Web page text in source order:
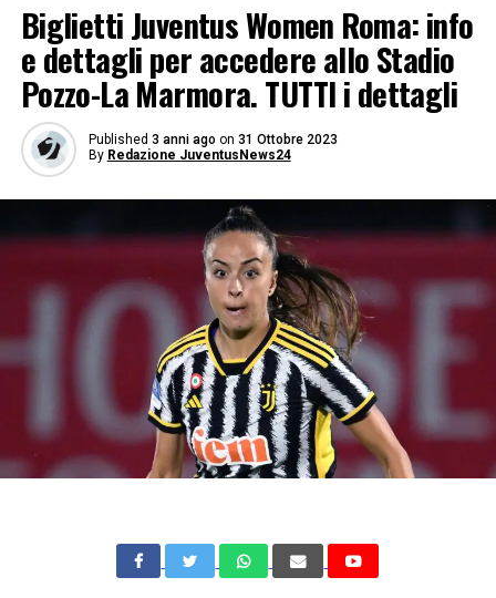
Biglietti Juventus Women Roma: info
e dettagli per accedere allo Stadio
Pozzo-La Marmora. TUTTI i dettagli
Published 3 anni ago on 31 Ottobre 2023
By Redazione JuventusNews24